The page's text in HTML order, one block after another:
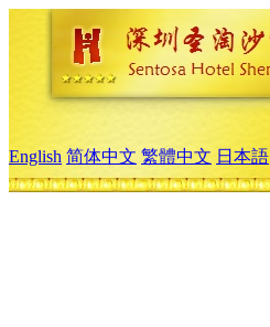
English 简体中文 繁體中文 日本語